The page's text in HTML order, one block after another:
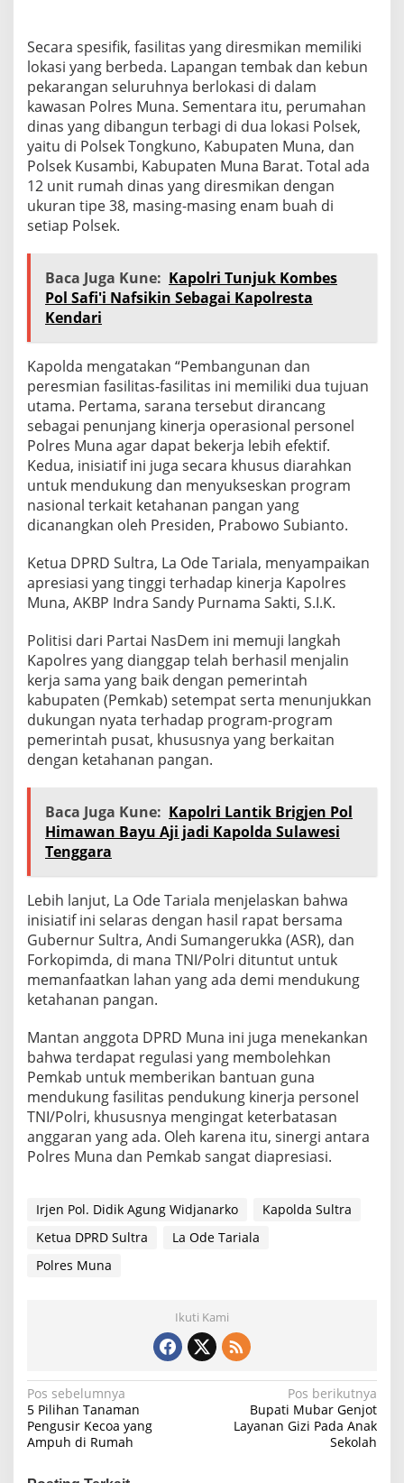
Secara spesifik, fasilitas yang diresmikan memiliki
lokasi yang berbeda. Lapangan tembak dan kebun
pekarangan seluruhnya berlokasi di dalam
kawasan Polres Muna. Sementara itu, perumahan
dinas yang dibangun terbagi di dua lokasi Polsek,
yaitu di Polsek Tongkuno, Kabupaten Muna, dan
Polsek Kusambi, Kabupaten Muna Barat. Total ada
12 unit rumah dinas yang diresmikan dengan
ukuran tipe 38, masing-masing enam buah di
setiap Polsek.
Baca Juga Kune: Kapolri Tunjuk Kombes
Pol Safi'i Nafsikin Sebagai Kapolresta
Kendari
Kapolda mengatakan “Pembangunan dan
peresmian fasilitas-fasilitas ini memiliki dua tujuan
utama. Pertama, sarana tersebut dirancang
sebagai penunjang kinerja operasional personel
Polres Muna agar dapat bekerja lebih efektif.
Kedua, inisiatif ini juga secara khusus diarahkan
untuk mendukung dan menyukseskan program
nasional terkait ketahanan pangan yang
dicanangkan oleh Presiden, Prabowo Subianto.
Ketua DPRD Sultra, La Ode Tariala, menyampaikan
apresiasi yang tinggi terhadap kinerja Kapolres
Muna, AKBP Indra Sandy Purnama Sakti, S.I.K.
Politisi dari Partai NasDem ini memuji langkah
Kapolres yang dianggap telah berhasil menjalin
kerja sama yang baik dengan pemerintah
kabupaten (Pemkab) setempat serta menunjukkan
dukungan nyata terhadap program-program
pemerintah pusat, khususnya yang berkaitan
dengan ketahanan pangan.
Baca Juga Kune: Kapolri Lantik Brigjen Pol
Himawan Bayu Aji jadi Kapolda Sulawesi
Tenggara
Lebih lanjut, La Ode Tariala menjelaskan bahwa
inisiatif ini selaras dengan hasil rapat bersama
Gubernur Sultra, Andi Sumangerukka (ASR), dan
Forkopimda, di mana TNI/Polri dituntut untuk
memanfaatkan lahan yang ada demi mendukung
ketahanan pangan.
Mantan anggota DPRD Muna ini juga menekankan
bahwa terdapat regulasi yang membolehkan
Pemkab untuk memberikan bantuan guna
mendukung fasilitas pendukung kinerja personel
TNI/Polri, khususnya mengingat keterbatasan
anggaran yang ada. Oleh karena itu, sinergi antara
Polres Muna dan Pemkab sangat diapresiasi.
Irjen Pol. Didik Agung Widjanarko
Kapolda Sultra
Ketua DPRD Sultra
La Ode Tariala
Polres Muna
Ikuti Kami
Navigasi
pos
Pos sebelumnya
5 Pilihan Tanaman
Pengusir Kecoa yang
Ampuh di Rumah
Pos berikutnya
Bupati Mubar Genjot
Layanan Gizi Pada Anak
Sekolah